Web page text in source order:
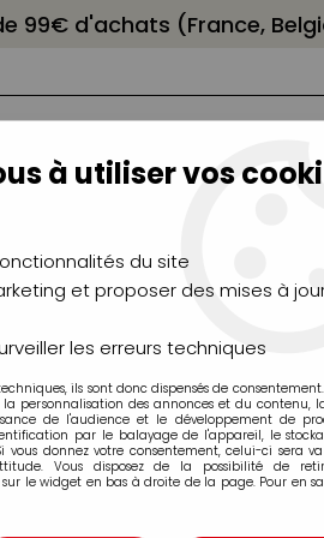
99€ d'achats (France,
AÉROGRAPHIE
MODÉLISME
MOULAGE
à l'Aquarelle
à utiliser vos
du site
et proposer des mises à
les erreurs techniques
ils sont donc dispensés de
personnalisation des annonces et du contenu,
de l'audience et le développement de
par le balayage de l'appareil, le
vous donnez votre consentement, celui-ci sera
Vous disposez de la possibilité de
le widget en bas à droite de la page. Pour en